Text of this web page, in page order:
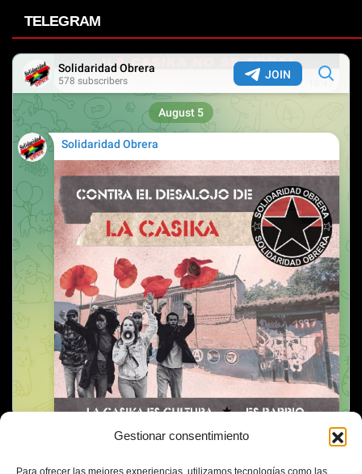
Gestionar consentimiento
Para ofrecer las mejores experiencias, utilizamos tecnologías como las
TELEGRAM